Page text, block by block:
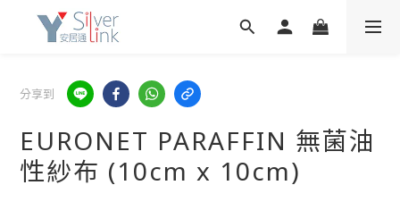
分享到
EURONET PARAFFIN 無菌油
性紗布 (10cm x 10cm)